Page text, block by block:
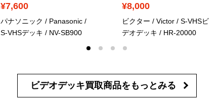
¥7,600
パナソニック / Panasonic /
S-VHSデッキ / NV-SB900
¥8,000
ビクター / Victor / S-VHSビ
デオデッキ / HR-20000
ビデオデッキ買取商品を もっとみる